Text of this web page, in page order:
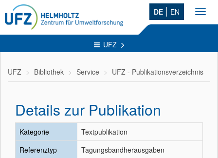
DE EN
UFZ
UFZ Bibliothek Service UFZ - Publikationsverzeichnis
Details zur Publikation
Kategorie
Textpublikation
Referenztyp
Tagungsbandherausgaben